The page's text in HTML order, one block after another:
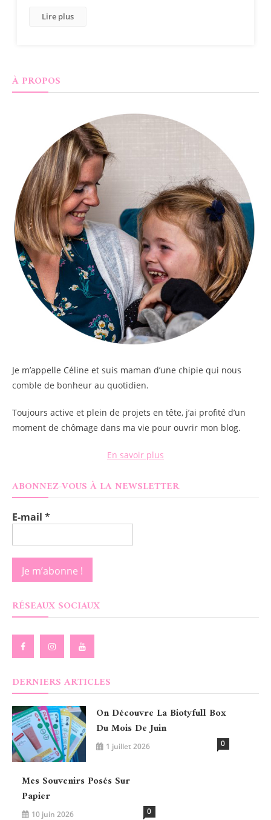
Lire plus
À PROPOS
Je m’appelle Céline et suis maman d’une chipie qui nous
comble de bonheur au quotidien.
Toujours active et plein de projets en tête, j’ai profité d’un
moment de chômage dans ma vie pour ouvrir mon blog.
En savoir plus
ABONNEZ-VOUS À LA NEWSLETTER
E-mail *
RÉSEAUX SOCIAUX
DERNIERS ARTICLES
On Découvre La Biotyfull Box
Du Mois De Juin
1 juillet 2026 0
Mes Souvenirs Posés Sur
Papier
10 juin 2026 0